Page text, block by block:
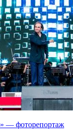
— фоторепортаж